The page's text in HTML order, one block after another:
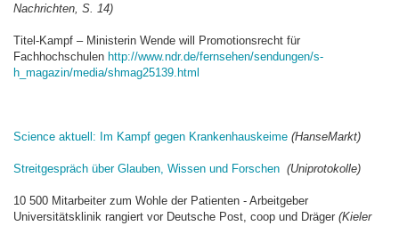
Nachrichten, S. 14)
Titel-Kampf – Ministerin Wende will Promotionsrecht für
Fachhochschulen http://www.ndr.de/fernsehen/sendungen/s-
h_magazin/media/shmag25139.html
Science aktuell: Im Kampf gegen Krankenhauskeime (HanseMarkt)
Streitgespräch über Glauben, Wissen und Forschen (Uniprotokolle)
10 500 Mitarbeiter zum Wohle der Patienten - Arbeitgeber
Universitätsklinik rangiert vor Deutsche Post, coop und Dräger (Kieler